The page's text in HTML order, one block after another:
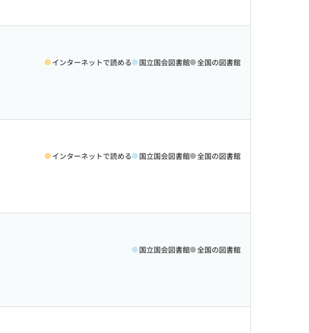
インターネットで読める 国立国会図書館 全国の図書館
インターネットで読める 国立国会図書館 全国の図書館
国立国会図書館 全国の図書館